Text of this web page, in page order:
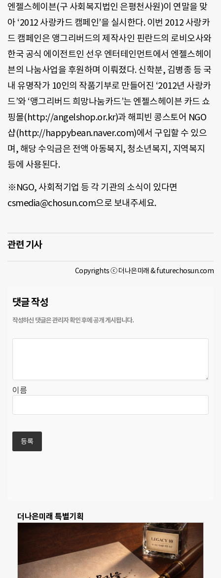
엔젤스헤이븐(구 사회복지법인 은평천사원)이 연말을 맞
아 ‘2012 사랑카드 캠페인’을 실시한다. 이번 2012 사랑카
드 캠페인은 앵그리버드의 제작사인 핀란드의 로비오사와
한국 공식 에이전트인 선우 엔터테인먼트에서 엔젤스헤이
븐의 나눔사업을 후원하며 이뤄졌다. 신학분, 김병종 등 국
내 유명작가 10인의 작품기부로 만들어진 ‘2012년 사랑카
드’와 ‘앵그리버드 희망나눔카드’는 엔젤스헤이븐 카드 쇼
핑몰(http://angelshop.or.kr)과 해피빈 콩스토어 NGO
샵(http://happybean.naver.com)에서 구입할 수 있으
며, 해당 수익금은 전액 아동복지, 청소년복지, 지역복지
등에 사용된다.
※NGO, 사회적기업 등 각 기관의 소식이 있다면
csmedia@chosun.com으로 보내주세요.
관련 기사
Copyrights ⓒ 더나은미래 & futurechosun.com
댓글 작성
이름
더나은미래 특별기획